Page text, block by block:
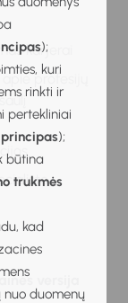
);
kuri
rinkti ir
pertekliniai
);
būtina
trukmės
kad
duomenų
karjerai
profesijų
versija